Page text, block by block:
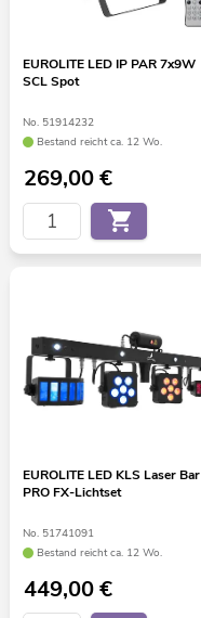
EUROLITE LED IP PAR 7x9W
SCL Spot
No. 51914232
Bestand reicht ca. 12 Wo.
269,00€
EUROLITE LED KLS Laser Bar
PRO FX-Lichtset
No. 51741091
Bestand reicht ca. 12 Wo.
449,00€